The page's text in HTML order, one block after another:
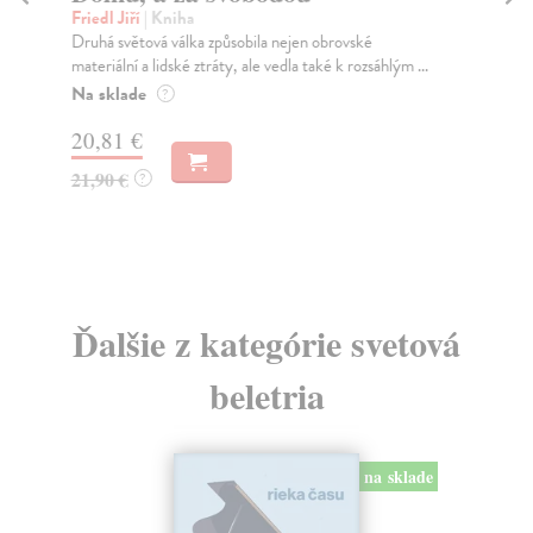
Friedl Jiří | Kniha
Druhá světová válka způsobila nejen obrovské
materiální a lidské ztráty, ale vedla také k rozsáhlým ...
Na sklade ?
20,81 €
21,90 € ?
Ďalšie z kategórie svetová
beletria
na sklade